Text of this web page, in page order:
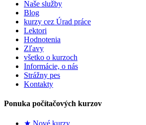
Naše služby
Blog
kurzy cez Úrad práce
Lektori
Hodnotenia
Zľavy
všetko o kurzoch
Informácie, o nás
Strážny pes
Kontakty
Ponuka počítačových kurzov
★ Nové kurzy